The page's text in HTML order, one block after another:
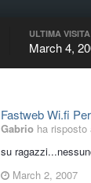
ULTIMA VISITA
March 4,
Fastweb Wi.fi
Gabrio ha risposto
su
March 2, 2007